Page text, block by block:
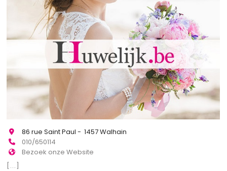
86 rue Saint Paul - 1457 Walhain
010/650114
Bezoek onze Website
[...]